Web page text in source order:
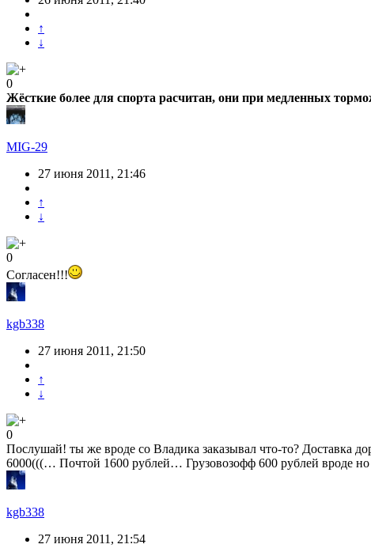
↑
↓
0
Жёсткие более для спорта расчитан, они при медленных
MIG-29
27 июня 2011, 21:46
↑
↓
0
Согласен!!!
kgb338
27 июня 2011, 21:50
↑
↓
0
Послушай! ты же вроде со Владика заказывал что-то? Доставка
6000(((… Почтой 1600 рублей… Грузовозофф 600 рублей вроде
kgb338
27 июня 2011, 21:54